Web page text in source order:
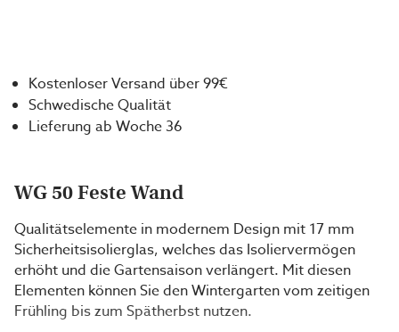
Kostenloser Versand über 99€
Schwedische Qualität
Lieferung ab Woche 36
WG 50 Feste Wand
Qualitätselemente in modernem Design mit 17 mm
Sicherheitsisolierglas, welches das Isoliervermögen
erhöht und die Gartensaison verlängert. Mit diesen
Elementen können Sie den Wintergarten vom zeitigen
Frühling bis zum Spätherbst nutzen.